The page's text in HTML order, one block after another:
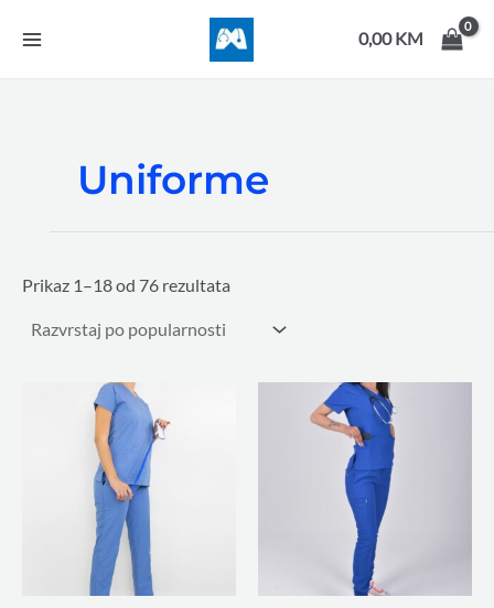
0,00KM
Uniforme
Prikaz 1–18 od 76 rezultata
by
popularity